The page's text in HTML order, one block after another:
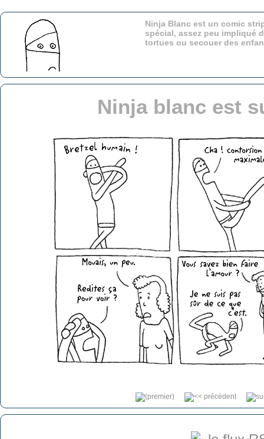
Ninja Blanc est un comic
spécial, assez peu impliqué
tortues ou secouer des
Ninja blanc est